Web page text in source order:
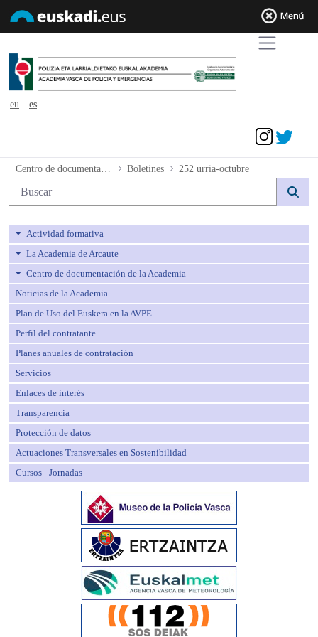
eu
es
252 urria-octubre - avpe
Boletines 252 urria-octubre
Búsqueda web
Actividad formativa
La Academia de Arcaute
Centro de documentación de la Academia
Noticias de la Academia
Plan de Uso del Euskera en la AVPE
Perfil del contratante
Planes anuales de contratación
Servicios
Enlaces de interés
Transparencia
Protección de datos
Actuaciones Transversales en Sostenibilidad
Cursos - Jornadas